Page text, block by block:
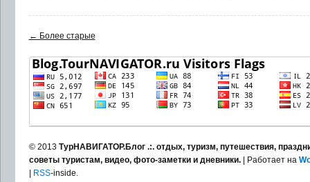
← Более старые
© 2013 ТурНАВИГАТОР.Блог .:. отдых, туризм, путешествия,
советы туристам, видео, фото-заметки и дневники.| Работает на
| RSS-inside.